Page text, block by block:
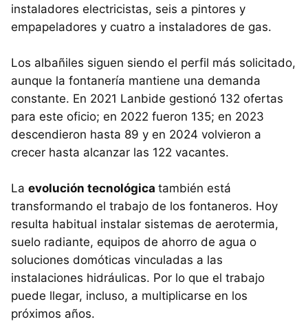
instaladores electricistas, seis a pintores y
empapeladores y cuatro a instaladores de gas.
Los albañiles siguen siendo el perfil más solicitado,
aunque la fontanería mantiene una demanda
constante. En 2021 Lanbide gestionó 132 ofertas
para este oficio; en 2022 fueron 135; en 2023
descendieron hasta 89 y en 2024 volvieron a
crecer hasta alcanzar las 122 vacantes.
La evolución tecnológica también está
transformando el trabajo de los fontaneros. Hoy
resulta habitual instalar sistemas de aerotermia,
suelo radiante, equipos de ahorro de agua o
soluciones domóticas vinculadas a las
instalaciones hidráulicas. Por lo que el trabajo
puede llegar, incluso, a multiplicarse en los
próximos años.